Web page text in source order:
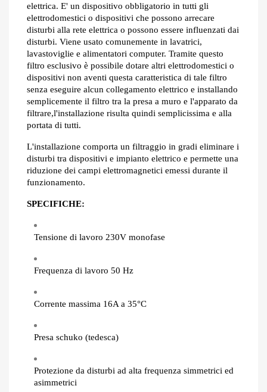
elettrica. E' un dispositivo obbligatorio in tutti gli
elettrodomestici o dispositivi che possono arrecare
disturbi alla rete elettrica o possono essere influenzati dai
disturbi. Viene usato comunemente in lavatrici,
lavastoviglie e alimentatori computer. Tramite questo
filtro esclusivo è possibile dotare altri elettrodomestici o
dispositivi non aventi questa caratteristica di tale filtro
senza eseguire alcun collegamento elettrico e installando
semplicemente il filtro tra la presa a muro e l'apparato da
filtrare,l'installazione risulta quindi semplicissima e alla
portata di tutti.
L'installazione comporta un filtraggio in gradi eliminare i
disturbi tra dispositivi e impianto elettrico e permette una
riduzione dei campi elettromagnetici emessi durante il
funzionamento.
SPECIFICHE:
Tensione di lavoro 230V monofase
Frequenza di lavoro 50 Hz
Corrente massima 16A a 35°C
Presa schuko (tedesca)
Protezione da disturbi ad alta frequenza simmetrici ed
asimmetrici